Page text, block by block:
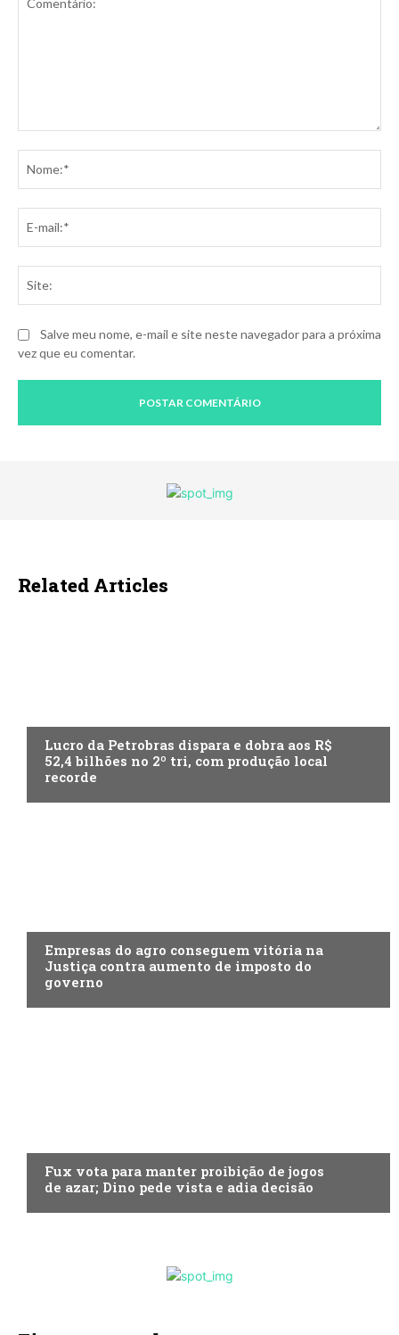
Salve meu nome, e-mail e site neste navegador para a próxima
vez que eu comentar.
Related Articles
Lucro da Petrobras dispara e dobra aos R$
52,4 bilhões no 2º tri, com produção local
recorde
Empresas do agro conseguem vitória na
Justiça contra aumento de imposto do
governo
Fux vota para manter proibição de jogos
de azar; Dino pede vista e adia decisão